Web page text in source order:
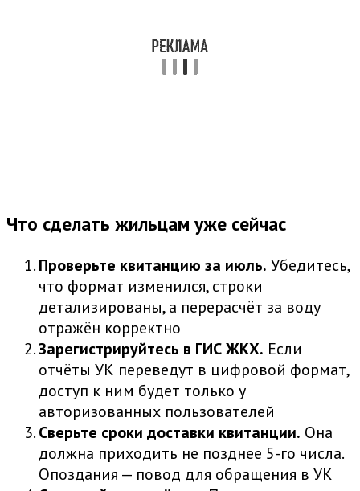
Что сделать жильцам уже сейчас
Проверьте квитанцию за июль. Убедитесь,
что формат изменился, строки
детализированы, а перерасчёт за воду
отражён корректно
Зарегистрируйтесь в ГИС ЖКХ. Если
отчёты УК переведут в цифровой формат,
доступ к ним будет только у
авторизованных пользователей
Сверьте сроки доставки квитанции. Она
должна приходить не позднее 5-го числа.
Опоздания — повод для обращения в УК